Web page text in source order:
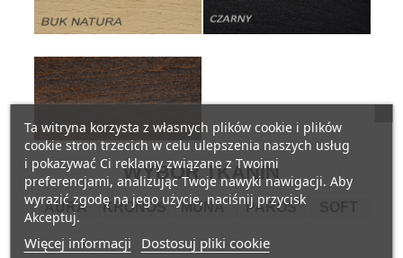
Ta witryna korzysta z własnych plików cookie i plików
cookie stron trzecich w celu ulepszenia naszych usług
i pokazywać Ci reklamy związane z Twoimi
preferencjami, analizując Twoje nawyki nawigacji. Aby
wyrazić zgodę na jego użycie, naciśnij przycisk
Akceptuj.
Więcej informacji Dostosuj pliki cookie
WYBÓR TKANIN
AURA KRONOS MUNA PAROS